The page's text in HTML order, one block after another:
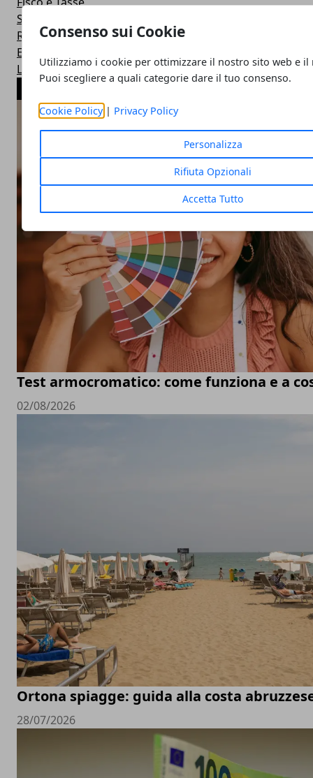
Consenso sui Cookie
Utilizziamo i cookie per ottimizzare il nostro sito web e il
Puoi scegliere a quali categorie dare il tuo consenso.
Cookie Policy| Privacy Policy
Personalizza
Rifiuta Opzionali
Accetta Tutto
Spettacoli e Gossip
Ricerche e Nuove Scoperte
Esteri
Lotterie ed Estrazioni
ARTICOLI POPOLARI
Test armocromatico: come funziona e a
02/08/2026
Ortona spiagge: guida alla costa
28/07/2026